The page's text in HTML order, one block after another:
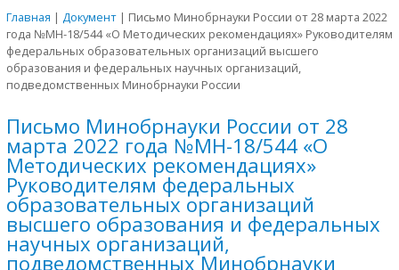
Главная | Документ | Письмо Минобрнауки России от 28 марта 2022
года №МН-18/544 «О Методических рекомендациях» Руководителям
федеральных образовательных организаций высшего
образования и федеральных научных организаций,
подведомственных Минобрнауки России
Письмо Минобрнауки России от 28
марта 2022 года №МН-18/544 «О
Методических рекомендациях»
Руководителям федеральных
образовательных организаций
высшего образования и федеральных
научных организаций,
подведомственных Минобрнауки